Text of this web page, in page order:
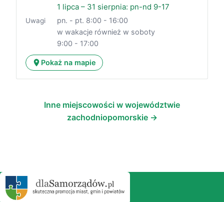
1 lipca – 31 sierpnia: pn-nd 9-17
Uwagi
pn. - pt. 8:00 - 16:00
w wakacje również w soboty
9:00 - 17:00
Pokaż na mapie
Inne miejscowości w województwie
zachodniopomorskie →